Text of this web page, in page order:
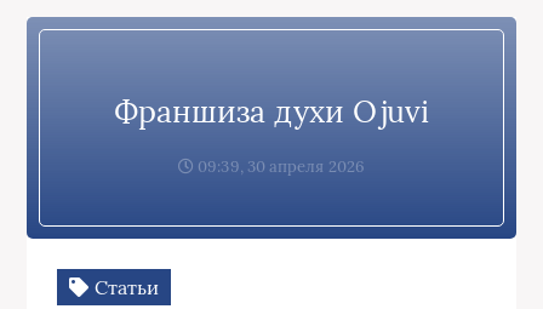
Франшиза духи Ojuvi
09:39, 30 апреля 2026
Статьи